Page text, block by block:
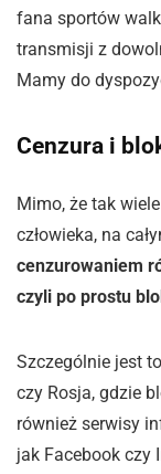
fana sportów
transmisji z
Mamy do
Cenzura i
Mimo, że tak
człowieka, na
cenzurowaniem
czyli po prostu
Szczególnie jest
czy Rosja, gdzie
również serwisy
jak Facebook czy